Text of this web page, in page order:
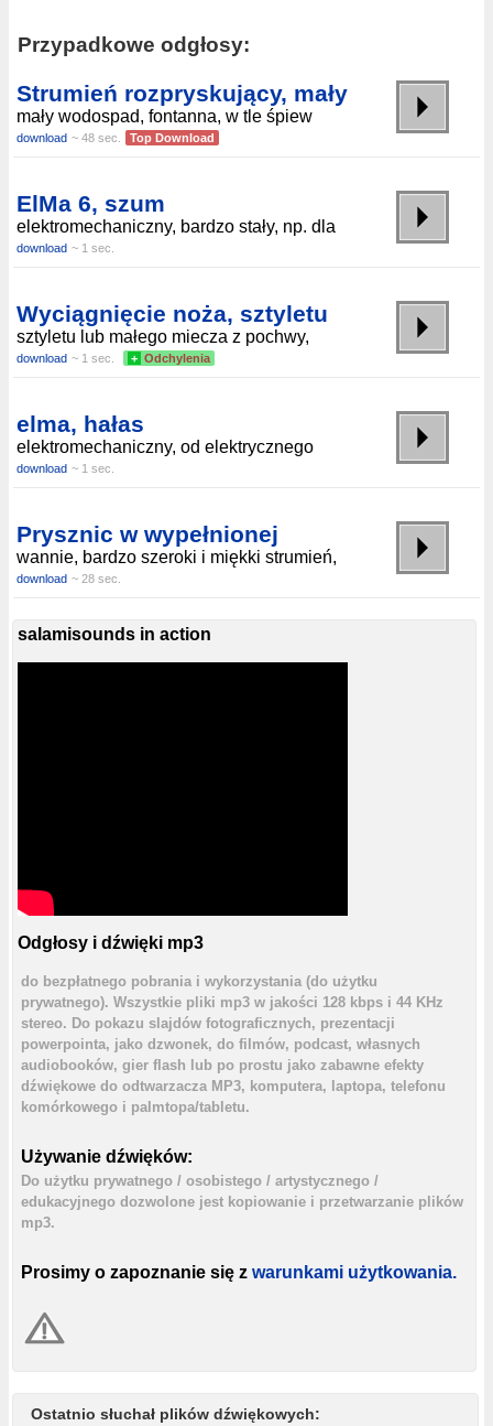
Przypadkowe odgłosy:
Strumień rozpryskujący, mały
mały wodospad, fontanna, w tle śpiew
download ~ 48 sec. Top Download
ElMa 6, szum
elektromechaniczny, bardzo stały, np. dla
download ~ 1 sec.
Wyciągnięcie noża, sztyletu
sztyletu lub małego miecza z pochwy,
download ~ 1 sec. + Odchylenia
elma, hałas
elektromechaniczny, od elektrycznego
download ~ 1 sec.
Prysznic w wypełnionej
wannie, bardzo szeroki i miękki strumień,
download ~ 28 sec.
salamisounds in action
Odgłosy i dźwięki mp3
do bezpłatnego pobrania i wykorzystania (do użytku
prywatnego). Wszystkie pliki mp3 w jakości 128 kbps i 44 KHz
stereo. Do pokazu slajdów fotograficznych, prezentacji
powerpointa, jako dzwonek, do filmów, podcast, własnych
audiobooków, gier flash lub po prostu jako zabawne efekty
dźwiękowe do odtwarzacza MP3, komputera, laptopa, telefonu
komórkowego i palmtopa/tabletu.
Używanie dźwięków:
Do użytku prywatnego / osobistego / artystycznego /
edukacyjnego dozwolone jest kopiowanie i przetwarzanie plików
mp3.
Prosimy o zapoznanie się z warunkami użytkowania.
Ostatnio słuchał plików dźwiękowych: